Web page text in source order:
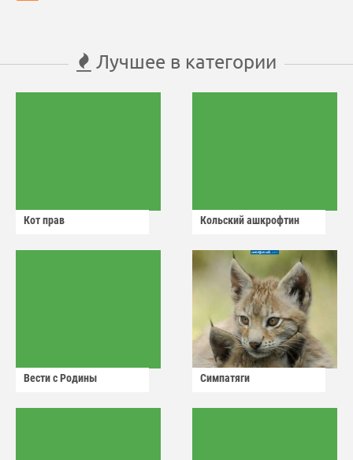
Лучшее в категории
Кот прав Кольский ашкрофтин
Вести с Родины Симпатяги